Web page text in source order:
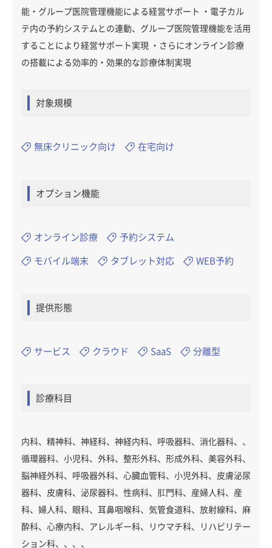
能・グループ医院管理機能による経営サポート ・電子カル
テ内の予約システムとの連動、グループ医院管理機能を活用
することにより経営サポート実現 ・さらにオンライン診療
の搭載による効率的・効果的な診療体制実現
対象規模
無床クリニック向け 在宅向け
オプション機能
オンライン診療 予約システム
モバイル端末 タブレット対応 WEB予約
提供形態
サービス クラウド SaaS 分離型
診療科目
内科、精神科、神経科、神経内科、呼吸器科、消化器科、、
循環器科、小児科、外科、整形外科、形成外科、美容外科、
脳神経外科、呼吸器外科、心臓血管科、小児外科、皮膚泌尿
器科、皮膚科、泌尿器科、性病科、肛門科、産婦人科、産
科、婦人科、眼科、耳鼻咽喉科、気管食道科、放射線科、麻
酔科、心療内科、アレルギー科、リウマチ科、リハビリテー
ション科、、、、